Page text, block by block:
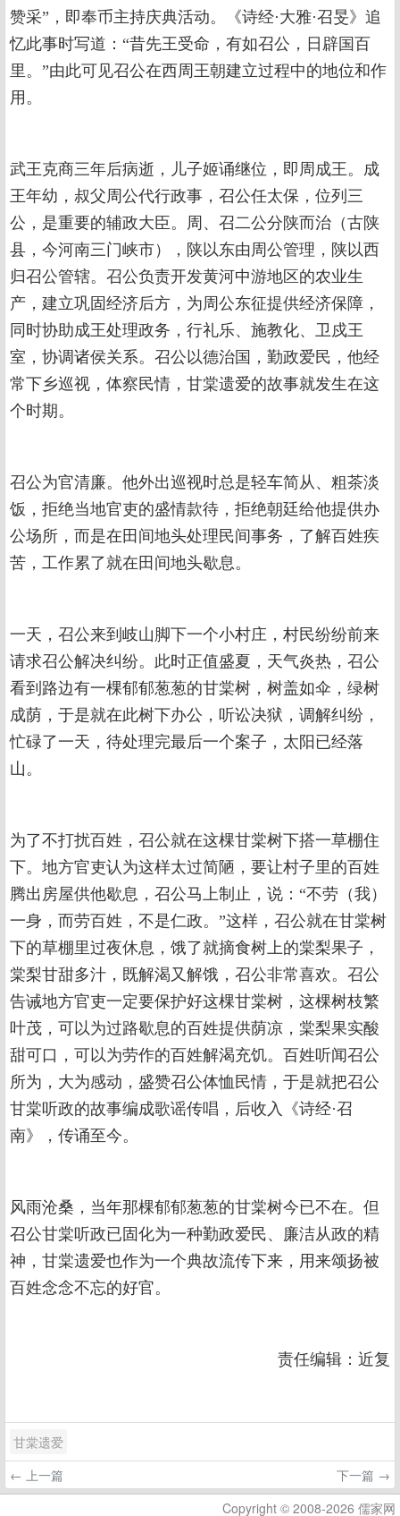
赞采”，即奉币主持庆典活动。《诗经·大雅·召旻》追
忆此事时写道：“昔先王受命，有如召公，日辟国百
里。”由此可见召公在西周王朝建立过程中的地位和作
用。
武王克商三年后病逝，儿子姬诵继位，即周成王。成
王年幼，叔父周公代行政事，召公任太保，位列三
公，是重要的辅政大臣。周、召二公分陕而治（古陕
县，今河南三门峡市），陕以东由周公管理，陕以西
归召公管辖。召公负责开发黄河中游地区的农业生
产，建立巩固经济后方，为周公东征提供经济保障，
同时协助成王处理政务，行礼乐、施教化、卫戍王
室，协调诸侯关系。召公以德治国，勤政爱民，他经
常下乡巡视，体察民情，甘棠遗爱的故事就发生在这
个时期。
召公为官清廉。他外出巡视时总是轻车简从、粗茶淡
饭，拒绝当地官吏的盛情款待，拒绝朝廷给他提供办
公场所，而是在田间地头处理民间事务，了解百姓疾
苦，工作累了就在田间地头歇息。
一天，召公来到岐山脚下一个小村庄，村民纷纷前来
请求召公解决纠纷。此时正值盛夏，天气炎热，召公
看到路边有一棵郁郁葱葱的甘棠树，树盖如伞，绿树
成荫，于是就在此树下办公，听讼决狱，调解纠纷，
忙碌了一天，待处理完最后一个案子，太阳已经落
山。
为了不打扰百姓，召公就在这棵甘棠树下搭一草棚住
下。地方官吏认为这样太过简陋，要让村子里的百姓
腾出房屋供他歇息，召公马上制止，说：“不劳（我）
一身，而劳百姓，不是仁政。”这样，召公就在甘棠树
下的草棚里过夜休息，饿了就摘食树上的棠梨果子，
棠梨甘甜多汁，既解渴又解饿，召公非常喜欢。召公
告诫地方官吏一定要保护好这棵甘棠树，这棵树枝繁
叶茂，可以为过路歇息的百姓提供荫凉，棠梨果实酸
甜可口，可以为劳作的百姓解渴充饥。百姓听闻召公
所为，大为感动，盛赞召公体恤民情，于是就把召公
甘棠听政的故事编成歌谣传唱，后收入《诗经·召
南》，传诵至今。
风雨沧桑，当年那棵郁郁葱葱的甘棠树今已不在。但
召公甘棠听政已固化为一种勤政爱民、廉洁从政的精
神，甘棠遗爱也作为一个典故流传下来，用来颂扬被
百姓念念不忘的好官。
责任编辑：近复
甘棠遗爱
← 上一篇
下一篇 →
Copyright © 2008-2026 儒家网